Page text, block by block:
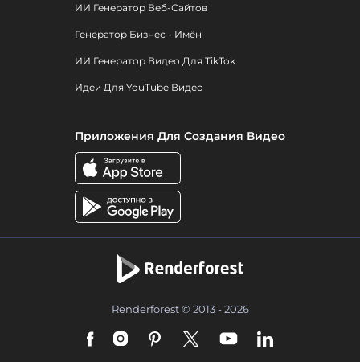
ИИ Генератор Веб-Сайтов
Генератор Бизнес - Имён
ИИ Генератор Видео Для TikTok
Идеи Для YouTube Видео
Приложения Для Создания Видео
Renderforest © 2013 - 2026